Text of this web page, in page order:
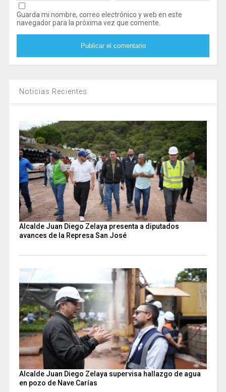
Guarda mi nombre, correo electrónico y web en este
navegador para la próxima vez que comente.
Noticias Recientes
Alcalde Juan Diego Zelaya presenta a diputados
avances de la Represa San José
Alcalde Juan Diego Zelaya supervisa hallazgo de agua
en pozo de Nave Carías